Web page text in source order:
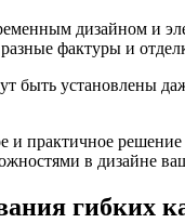
дизайном и
фактуры и
быть установлены
и практичное
в дизайне
гибких